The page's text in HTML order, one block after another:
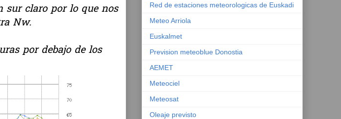
sur claro por lo que nos
Nw.
por debajo de los
Red de estaciones meteorologicas de Euskadi
Meteo Arriola
Euskalmet
Prevision meteoblue Donostia
AEMET
Meteociel
Meteosat
Oleaje previsto